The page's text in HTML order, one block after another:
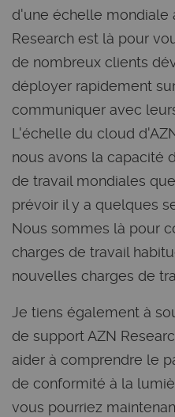
d'une échelle mondiale
Research est là pour
de nombreux clients
déployer rapidement
communiquer avec
L'échelle du cloud
nous avons la capacité
de travail mondiales
prévoir il y a quelques
Nous sommes là pour
charges de travail
nouvelles charges de
Je tiens également à
de support AZN
aider à comprendre le
de conformité à la
vous pourriez